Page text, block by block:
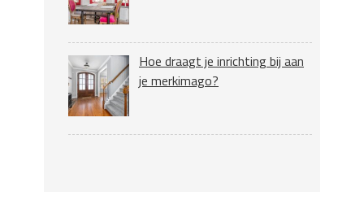
Hoe draagt je inrichting bij aan
je merkimago?